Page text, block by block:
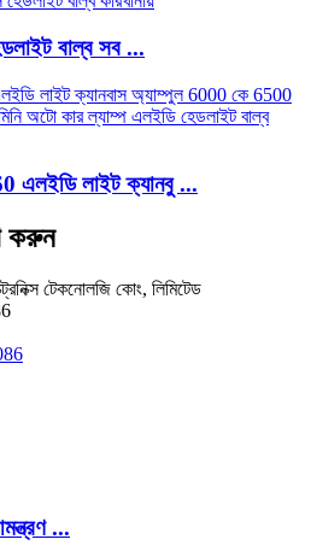
বাল্ব সব ...
এলইডি লাইট ক্যানবু ...
করুন
টেকনোলজি কোং, লিমিটেড
...